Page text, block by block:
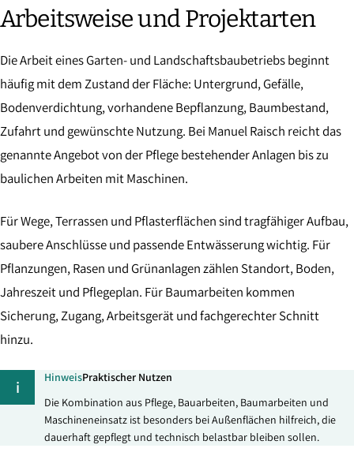
Arbeitsweise und Projektarten
Die Arbeit eines Garten- und Landschaftsbaubetriebs beginnt
häufig mit dem Zustand der Fläche: Untergrund, Gefälle,
Bodenverdichtung, vorhandene Bepflanzung, Baumbestand,
Zufahrt und gewünschte Nutzung. Bei Manuel Raisch reicht das
genannte Angebot von der Pflege bestehender Anlagen bis zu
baulichen Arbeiten mit Maschinen.
Für Wege, Terrassen und Pflasterflächen sind tragfähiger Aufbau,
saubere Anschlüsse und passende Entwässerung wichtig. Für
Pflanzungen, Rasen und Grünanlagen zählen Standort, Boden,
Jahreszeit und Pflegeplan. Für Baumarbeiten kommen
Sicherung, Zugang, Arbeitsgerät und fachgerechter Schnitt
hinzu.
i HinweisPraktischer Nutzen
Die Kombination aus Pflege, Bauarbeiten, Baumarbeiten und
Maschineneinsatz ist besonders bei Außenflächen hilfreich, die
dauerhaft gepflegt und technisch belastbar bleiben sollen.